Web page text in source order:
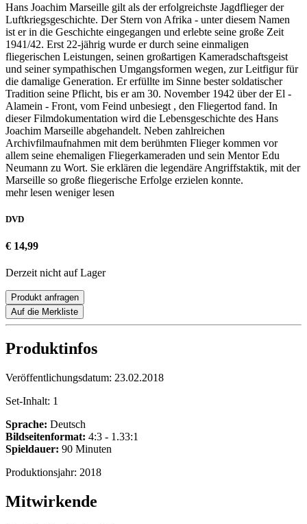
Hans Joachim Marseille gilt als der erfolgreichste Jagdflieger der
Luftkriegsgeschichte. Der Stern von Afrika - unter diesem Namen
ist er in die Geschichte eingegangen und erlebte seine große Zeit
1941/42. Erst 22-jährig wurde er durch seine einmaligen
fliegerischen Leistungen, seinen großartigen Kameradschaftsgeist
und seiner sympathischen Umgangsformen wegen, zur Leitfigur für
die damalige Generation. Er erfüllte im Sinne bester soldatischer
Tradition seine Pflicht, bis er am 30. November 1942 über der El -
Alamein - Front, vom Feind unbesiegt , den Fliegertod fand. In
dieser Filmdokumentation wird die Lebensgeschichte des Hans
Joachim Marseille abgehandelt. Neben zahlreichen
Archivfilmaufnahmen mit dem berühmten Flieger kommen vor
allem seine ehemaligen Fliegerkameraden und sein Mentor Edu
Neumann zu Wort. Sie erklären die legendäre Angriffstaktik, mit der
Marseille so große fliegerische Erfolge erzielen konnte.
mehr lesen weniger lesen
DVD
€ 14,99
Derzeit nicht auf Lager
Produkt anfragen
Auf die Merkliste
Produktinfos
Veröffentlichungsdatum: 23.02.2018
Set-Inhalt: 1
Sprache: Deutsch
Bildseitenformat: 4:3 - 1.33:1
Spieldauer: 90 Minuten
Produktionsjahr: 2018
Mitwirkende